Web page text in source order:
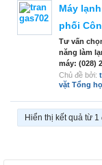
Máy
phối
Tư vấn
năng làm
máy: (028)
Chủ đề bởi:
vặt Tổng
Hiển thị kết quả từ 1